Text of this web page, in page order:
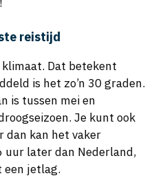
reistijd
Dat betekent
is het zo’n 30 graden.
is tussen mei en
Je kunt ook
dan kan het vaker
uur later dan Nederland,
een jetlag.